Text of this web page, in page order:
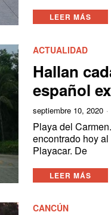
LEER MÁS
ACTUALIDAD
Hallan
español
septiembre 10, 2020
Playa del
encontrado hoy
Playacar. De
LEER MÁS
CANCÚN